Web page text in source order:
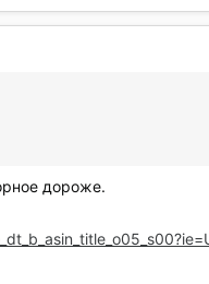
дороже.